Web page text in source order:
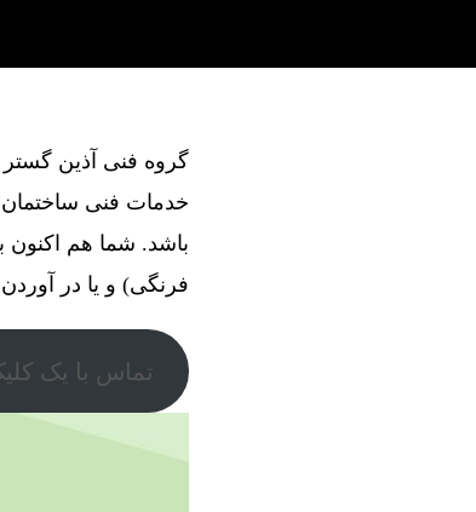
خدمات فنی ساختمان
باشد. شما هم اکنون
فرنگی) و یا در
تماس با یک